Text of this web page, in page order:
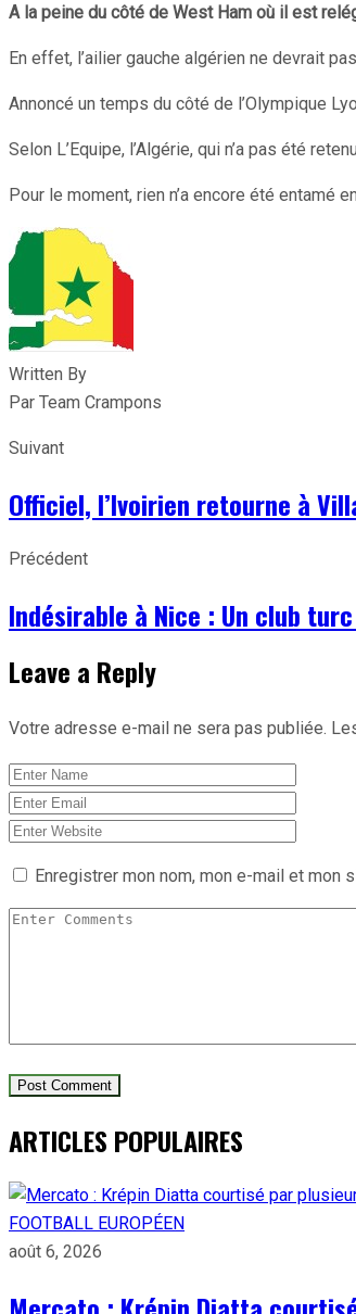
A la peine du côté de West Ham où il est
En effet, l’ailier gauche algérien ne devrait
Annoncé un temps du côté de l’Olympique
Selon L’Equipe, l’Algérie, qui n’a pas été
Pour le moment, rien n’a encore été entamé
Written By
Par Team Crampons
Suivant
Officiel, l’Ivoirien retourne à
Précédent
Indésirable à Nice : Un club
Leave a Reply
Votre adresse e-mail ne sera pas publiée.
Enregistrer mon nom, mon e-mail et mon
ARTICLES POPULAIRES
FOOTBALL EUROPÉEN
août 6, 2026